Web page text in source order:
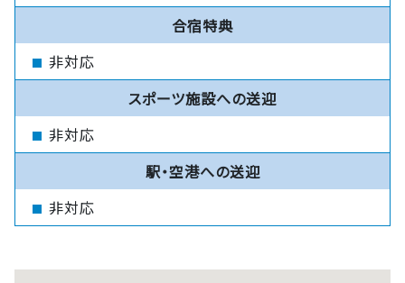
合宿特典
非対応
スポーツ施設への送迎
非対応
駅・空港への送迎
非対応